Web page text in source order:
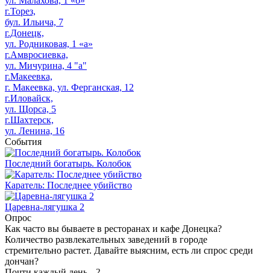
г.Торез,
бул. Ильича, 7
г.Донецк,
ул. Родниковая, 1 «а»
г.Амвросиевка,
ул. Мичурина, 4 "а"
г.Макеевка,
г. Макеевка, ул. Ферганская, 12
г.Иловайск,
ул. Щорса, 5
г.Шахтерск,
ул. Ленина, 16
События
Последний богатырь. Колобок
Каратель: Последнее убийство
Царевна-лягушка 2
Опрос
Как часто вы бываете в ресторанах и кафе Донецка?
Количество развлекательных заведений в городе
стремительно растет. Давайте выясним, есть ли спрос среди
дончан?